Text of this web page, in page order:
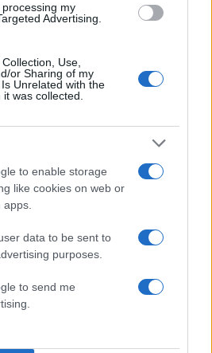
my
Advertising.
Use,
or Sharing of my
Unrelated with the
was collected.
to enable storage
like cookies on web or
data to be sent to
purposes.
to send me
2000 /2000
σχολίου
Χρήσης
Tasteit
στο Google News
όλη την ειδησεογραφία και τα